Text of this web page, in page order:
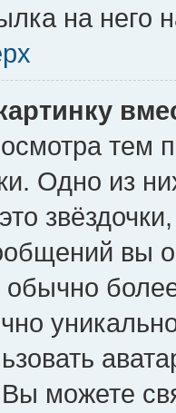
на него
тем
Одно из
вы
можете